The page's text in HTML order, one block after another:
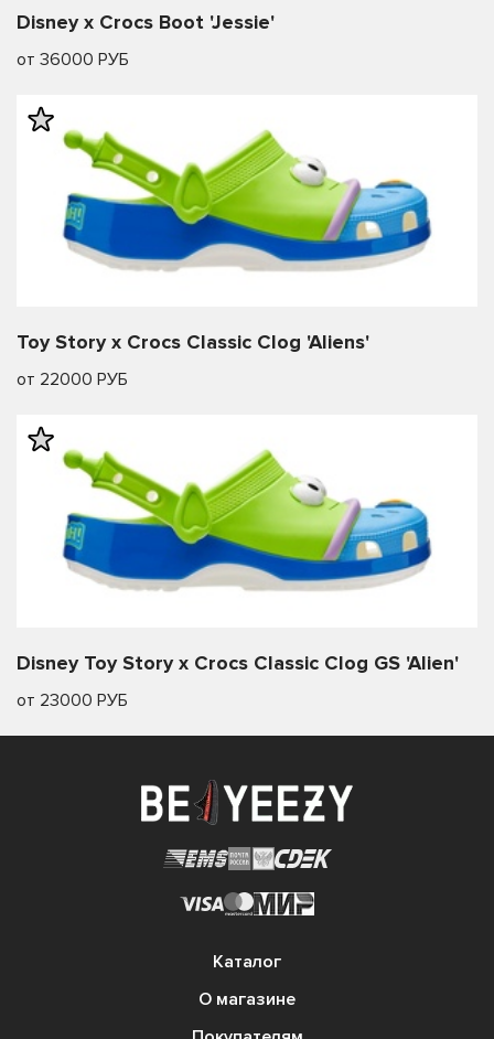
Disney x Crocs Boot 'Jessie'
от 36000 РУБ
Toy Story x Crocs Classic Clog 'Aliens'
от 22000 РУБ
Disney Toy Story x Crocs Classic Clog GS 'Alien'
от 23000 РУБ
Каталог
О магазине